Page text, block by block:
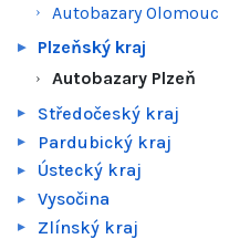
Autobazary Olomouc
Plzeňský kraj
Autobazary Plzeň
Středočeský kraj
Pardubický kraj
Ústecký kraj
Vysočina
Zlínský kraj